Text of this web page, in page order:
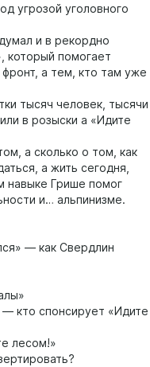
угрозой уголовного
и в рекордно
который помогает
а тем, кто там уже
тысяч человек, тысячи
в розыски а «Идите
а сколько о том, как
а жить сегодня,
навыке Грише помог
и… альпинизме.
— как Свердлин
кто спонсирует «Идите
лесом!»